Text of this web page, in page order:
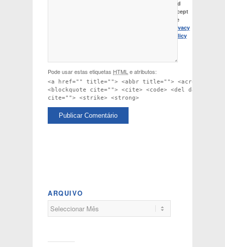
and
accept
the
Privacy
Policy
Pode usar estas etiquetas HTML e atributos:
<a href="" title=""> <abbr title=""> <acronym
<blockquote cite=""> <cite> <code> <del
cite=""> <strike> <strong>
ARQUIVO